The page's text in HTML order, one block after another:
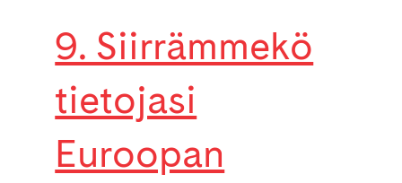
9. Siirrämmekö
tietojasi
Euroopan